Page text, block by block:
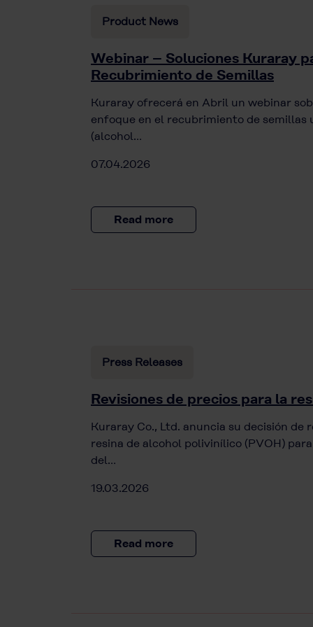
Product News
Webinar – Soluciones Kuraray
Recubrimiento de Semillas
Kuraray ofrecerá en Abril un webinar
enfoque en el recubrimiento de semillas
(alcohol…
07.04.2026
Read more
Press Releases
Revisiones de precios para la
Kuraray Co., Ltd. anuncia su decisión de
resina de alcohol polivinílico (PVOH)
del…
19.03.2026
Read more